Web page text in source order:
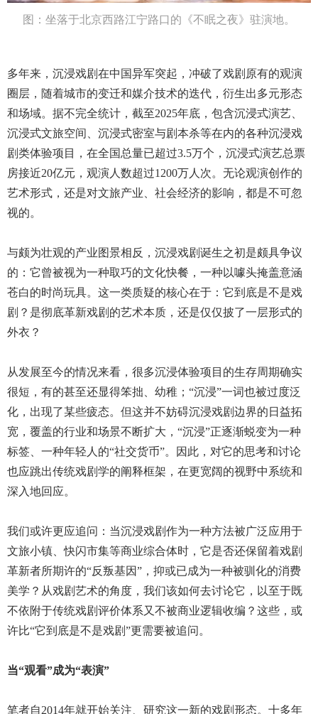
图：坐落于北京西路江宁路口的《不眠之夜》驻演地。
多年来，沉浸戏剧在中国异军突起，冲破了戏剧原有的观演
圈层，随着城市的变迁和媒介技术的迭代，衍生出多元形态
和场域。据不完全统计，截至2025年底，包含沉浸式演艺、
沉浸式文旅空间、沉浸式密室与剧本杀等在内的各种沉浸戏
剧类体验项目，在全国总量已超过3.5万个，沉浸式演艺总票
房接近20亿元，观演人数超过1200万人次。无论观演创作的
艺术形式，还是对文旅产业、社会经济的影响，都是不可忽
视的。
与颇为壮观的产业图景相反，沉浸戏剧诞生之初是颇具争议
的：它曾被视为一种取巧的文化快餐，一种以噱头掩盖意涵
苍白的时尚玩具。这一类质疑的核心在于：它到底是不是戏
剧？是彻底革新戏剧的艺术本质，还是仅仅披了一层形式的
外衣？
从发展至今的情况来看，很多沉浸体验项目的生存周期确实
很短，有的甚至还显得笨拙、幼稚；“沉浸”一词也被过度泛
化，出现了某些疲态。但这并不妨碍沉浸戏剧边界的日益拓
宽，覆盖的行业和场景不断扩大，“沉浸”正逐渐蜕变为一种
标签、一种年轻人的“社交货币”。因此，对它的思考和讨论
也应跳出传统戏剧学的阐释框架，在更宽阔的视野中系统和
深入地回应。
我们或许更应追问：当沉浸戏剧作为一种方法被广泛应用于
文旅小镇、快闪市集等商业综合体时，它是否还保留着戏剧
革新者所期许的“反叛基因”，抑或已成为一种被驯化的消费
美学？从戏剧艺术的角度，我们该如何去讨论它，以至于既
不依附于传统戏剧评价体系又不被商业逻辑收编？这些，或
许比“它到底是不是戏剧”更需要被追问。
当“观看”成为“表演”
笔者自2014年就开始关注、研究这一新的戏剧形态。十多年